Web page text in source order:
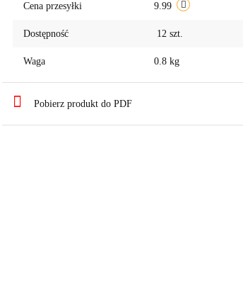
Cena przesyłki 9.99
Dostępność 12 szt.
Waga 0.8 kg
Pobierz produkt do PDF